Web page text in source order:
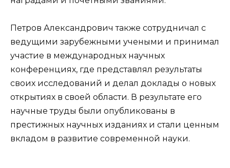
Петров Александрович также сотрудничал с
ведущими зарубежными учеными и принимал
участие в международных научных
конференциях, где представлял результаты
своих исследований и делал доклады о новых
открытиях в своей области. В результате его
научные труды были опубликованы в
престижных научных изданиях и стали ценным
вкладом в развитие современной науки.